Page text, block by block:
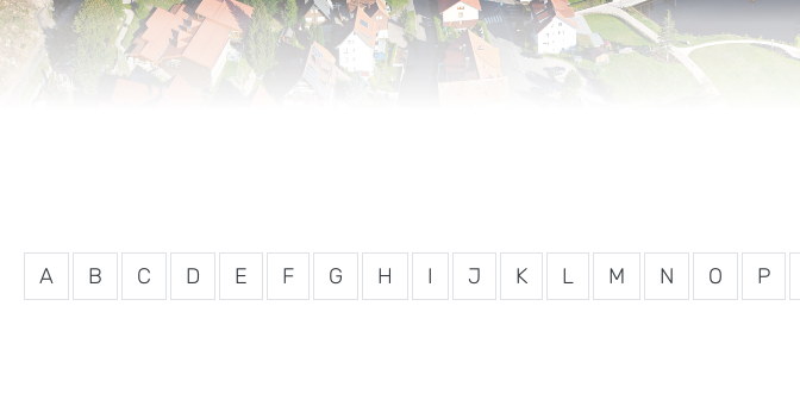
A B C D E F G H I J K L M N O P